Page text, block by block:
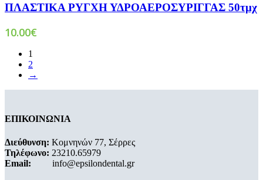
ΠΛΑΣΤΙΚΑ ΡΥΓΧΗ ΥΔΡΟΑΕΡΟΣΥΡΙΓΓΑΣ 50τμχ
10.00€
1
2
→
ΕΠΙΚΟΙΝΩΝΙΑ
Διεύθυνση: Κομνηνών 77, Σέρρες
Τηλέφωνο: 23210.65979
Email: info@epsilondental.gr